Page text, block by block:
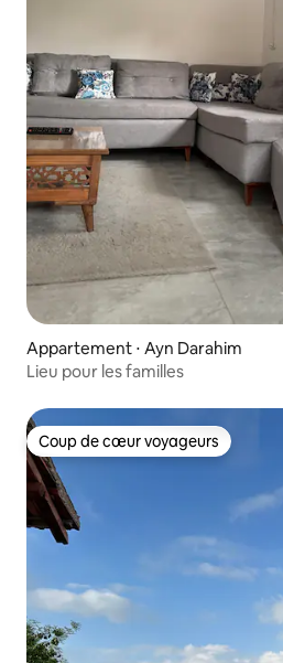
Appartement ⋅ Ayn Darahim
Lieu pour les familles
Coup de cœur voyageurs
Coup de cœur voyageurs